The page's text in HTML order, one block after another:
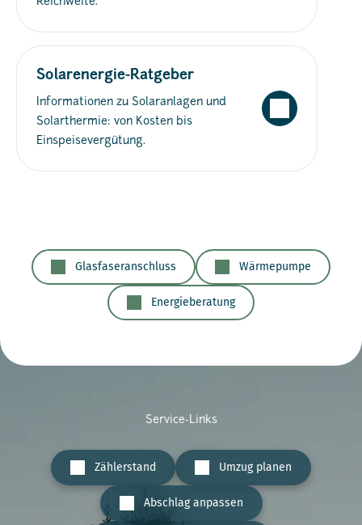
Solarenergie-Ratgeber
Informationen zu Solaranlagen und
Solarthermie: von Kosten bis
Einspeisevergütung.
Glasfaseranschluss Wärmepumpe
Energieberatung
Service-Links
Zählerstand Umzug planen
Abschlag anpassen